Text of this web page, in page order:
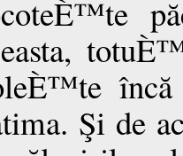
Şi de